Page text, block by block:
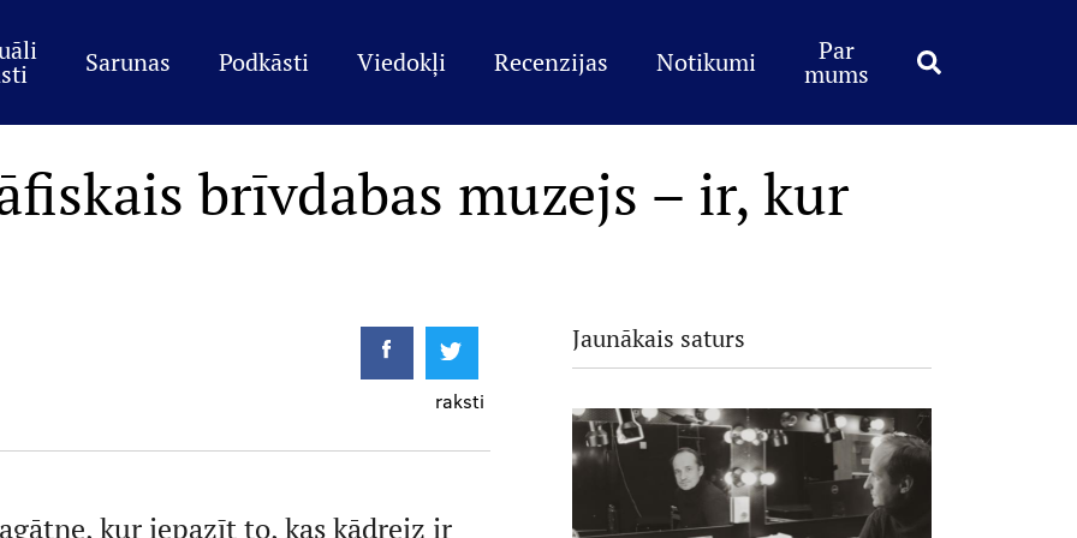
Sarunas Podkāsti Viedokļi Recenzijas Notikumi Par
mums
brīvdabas muzejs – ir, kur
raksti
kur iepazīt to, kas kādreiz ir
Jaunākais saturs